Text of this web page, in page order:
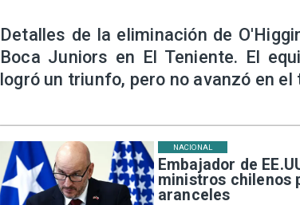
Embajador de
ministros chilenos
aranceles
NACIONAL
Detalles de la eliminación de
Boca Juniors en El Teniente. El
logró un triunfo, pero no avanzó en el